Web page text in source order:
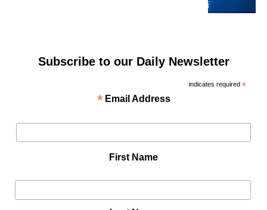
Subscribe to our Daily Newsletter
*
indicates required
Email Address
*
First Name